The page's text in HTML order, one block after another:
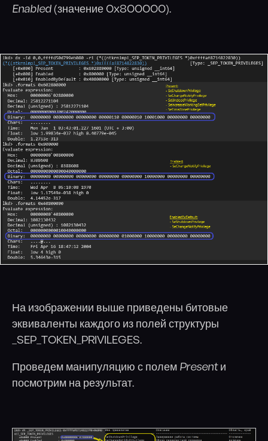
Enabled (значение 0x800000).
На изображении выше приведены битовые
эквиваленты каждого из полей структуры
_SEP_TOKEN_PRIVILEGES.
Проведем манипуляцию с полем Presentи
посмотрим на результат.